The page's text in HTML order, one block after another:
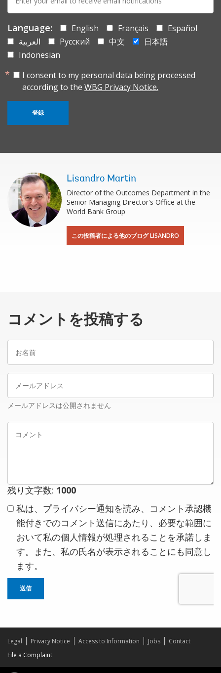
mail:
Language: English Français
Español
العربية
Русский 中文
日本語
Indonesian
I consent to my personal data being processed
according to the WBG Privacy Notice.
登録
Lisandro Martin
Director of the Outcomes Department in the
Senior Managing Director's Office at the
World Bank Group
この投稿者による他のブログ LISANDRO
コメントを投稿する
ル
メールアドレスは公開されません
残り文字数: 1000
私は、プライバシー通知を読み、コメント承認機
能付きでのコメント送信にあたり、必要な範囲に
おいて私の個人情報が処理されることを承諾しま
す。また、私の氏名が表示されることにも同意し
ます。
送信
Legal Privacy Notice Access to Information Jobs
Contact
File a Complaint